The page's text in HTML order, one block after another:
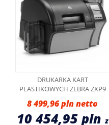
DRUKARKA KART
PLASTIKOWYCH ZEBRA ZXP9
8 499,96 pln
10 454,95 plnz